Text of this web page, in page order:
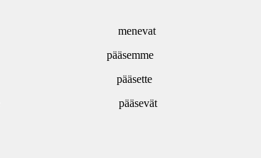
menevat
pääsemme
pääsette
pääsevät